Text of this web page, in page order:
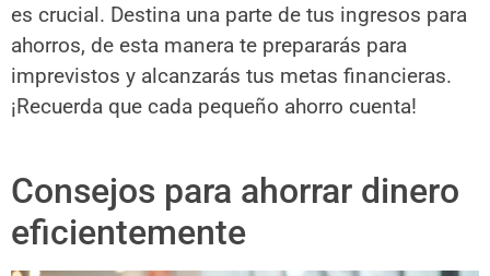
es crucial. Destina una parte de tus ingresos para
ahorros, de esta manera te prepararás para
imprevistos y alcanzarás tus metas financieras.
¡Recuerda que cada pequeño ahorro cuenta!
Consejos para ahorrar dinero
eficientemente